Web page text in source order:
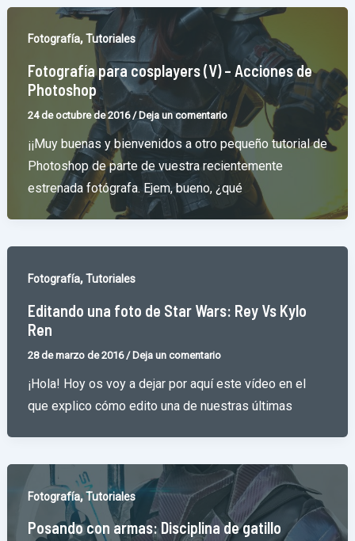
Fotografía,Tutoriales
Fotografía para cosplayers (V) – Acciones de
Photoshop
24 de octubre de 2016 /Deja un comentario
¡¡Muy buenas y bienvenidos a otro pequeño tutorial de
Photoshop de parte de vuestra recientemente
estrenada fotógrafa. Ejem, bueno, ¿qué
Fotografía,Tutoriales
Editando una foto de Star Wars: Rey Vs Kylo
Ren
28 de marzo de 2016 /Deja un comentario
¡Hola! Hoy os voy a dejar por aquí este vídeo en el
que explico cómo edito una de nuestras últimas
Fotografía,Tutoriales
Posando con armas: Disciplina de gatillo